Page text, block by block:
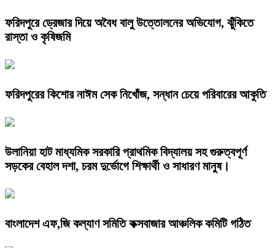
ফরিদপুরে ড্রেজার দিয়ে অবৈধ বালু উত্তোলনের অভিযোগ, ঝুঁকিতে
রাস্তা ও কৃষিজমি
ফরিদপুরের কিশোর নাঈম সেক নিখোঁজ, সন্ধান চেয়ে পরিবারের আকুতি
উলানিয়া হাট মাধ্যমিক সরকারি প্রাথমিক বিদ্যালয় সহ গুরুত্বপূর্ণ
সড়কের বেহাল দশা, চরম দুর্ভোগে শিক্ষার্থী ও সাধারণ মানুষ।
বাংলাদেশ এফ,জি কল্যাণ সমিতি কক্সবাজার আঞ্চলিক কমিটি গঠিত